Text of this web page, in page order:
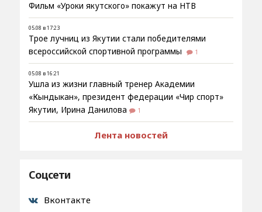
Фильм «Уроки якутского» покажут на НТВ
05.08 в 17:23
Трое лучниц из Якутии стали победителями
всероссийской спортивной программы
1
05.08 в 16:21
Ушла из жизни главный тренер Академии
«Кындыкан», президент федерации «Чир спорт»
Якутии, Ирина Данилова
1
Лента новостей
Соцсети
Вконтакте